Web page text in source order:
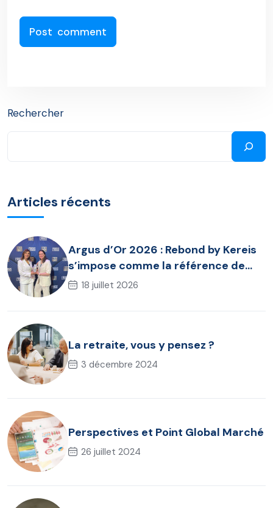
Rechercher
Articles récents
Argus d’Or 2026 : Rebond by Kereis
s’impose comme la référence de
l’assurance chômage dirigeant
18 juillet 2026
La retraite, vous y pensez ?
3 décembre 2024
Perspectives et Point Global Marché
26 juillet 2024